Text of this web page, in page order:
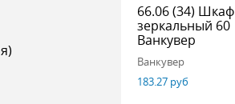
66.06 (34) Шкаф
зеркальный 60
Ванкувер
Ванкувер
183.27 руб